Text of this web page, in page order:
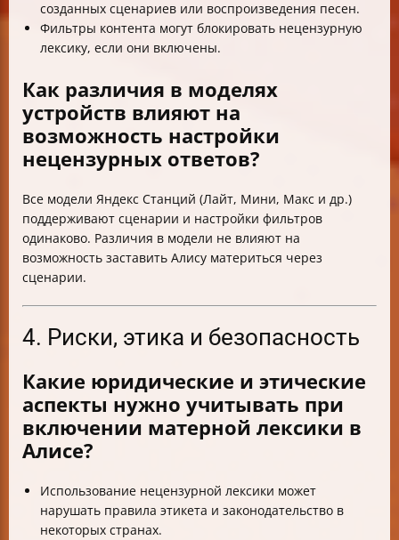
созданных сценариев или воспроизведения песен.
Фильтры контента могут блокировать нецензурную
лексику, если они включены.
Как различия в моделях
устройств влияют на
возможность настройки
нецензурных ответов?
Все модели Яндекс Станций (Лайт, Мини, Макс и др.)
поддерживают сценарии и настройки фильтров
одинаково. Различия в модели не влияют на
возможность заставить Алису материться через
сценарии.
4. Риски, этика и безопасность
Какие юридические и этические
аспекты нужно учитывать при
включении матерной лексики в
Алисе?
Использование нецензурной лексики может
нарушать правила этикета и законодательство в
некоторых странах.